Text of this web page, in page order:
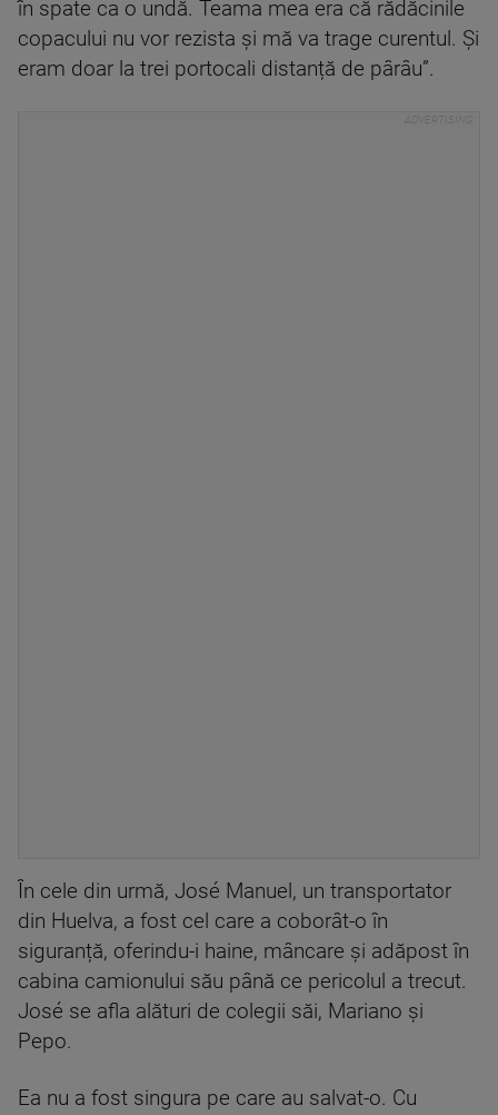
în spate ca o undă. Teama mea era că rădăcinile
copacului nu vor rezista și mă va trage curentul. Și
eram doar la trei portocali distanță de pârâu”.
În cele din urmă, José Manuel, un transportator
din Huelva, a fost cel care a coborât-o în
siguranță, oferindu-i haine, mâncare și adăpost în
cabina camionului său până ce pericolul a trecut.
José se afla alături de colegii săi, Mariano și
Pepo.
Ea nu a fost singura pe care au salvat-o. Cu